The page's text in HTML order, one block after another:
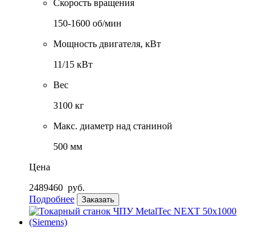
Скорость вращения
150-1600 об/мин
Мощность двигателя, кВт
11/15 кВт
Вес
3100 кг
Макс. диаметр над станиной
500 мм
Цена
2489460 руб.
Подробнее
Заказать